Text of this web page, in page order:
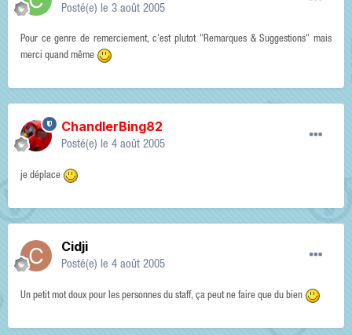
Posté(e) le 3 août 2005
Pour ce genre de remerciement, c'est plutot "Remarques & Suggestions" mais
merci quand même
ChandlerBing82
Posté(e) le 4 août 2005
je déplace
Cidji
Posté(e) le 4 août 2005
Un petit mot doux pour les personnes du staff, ça peut ne faire que du bien